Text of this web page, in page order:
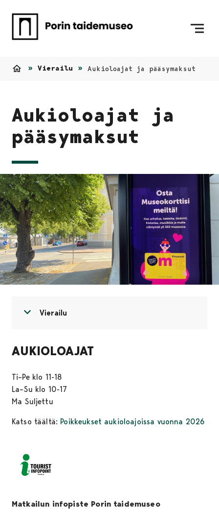
Vierailu Aukioloajat ja pääsymaksut
Aukioloajat ja
pääsymaksut
Avaa valikko
Sulje valikko
Vierailu
AUKIOLOAJAT
Ti–Pe klo 11-18
La–Su klo 10-17
Ma Suljettu
Katso täältä: Poikkeukset aukioloajoissa vuonna 2026
Matkailun infopiste Porin taidemuseo